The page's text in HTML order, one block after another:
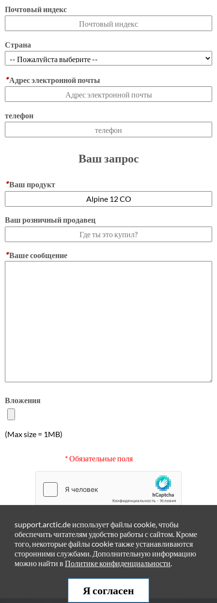
Почтовый индекс
Страна
*Адрес электронной почты
телефон
Ваш запрос
*Ваш продукт
Ваш розничный продавец
*Ваше сообщение
Вложения
(Max size = 1MB)
* Обязательные поля
Отправить
support.arctic.de использует файлы cookie, чтобы
обеспечить читателям удобство работы с сайтом. Кроме
того, некоторые файлы cookie также устанавливаются
сторонними службами. Дополнительную информацию
можно найти в Политике конфиденциальности.
Я согласен